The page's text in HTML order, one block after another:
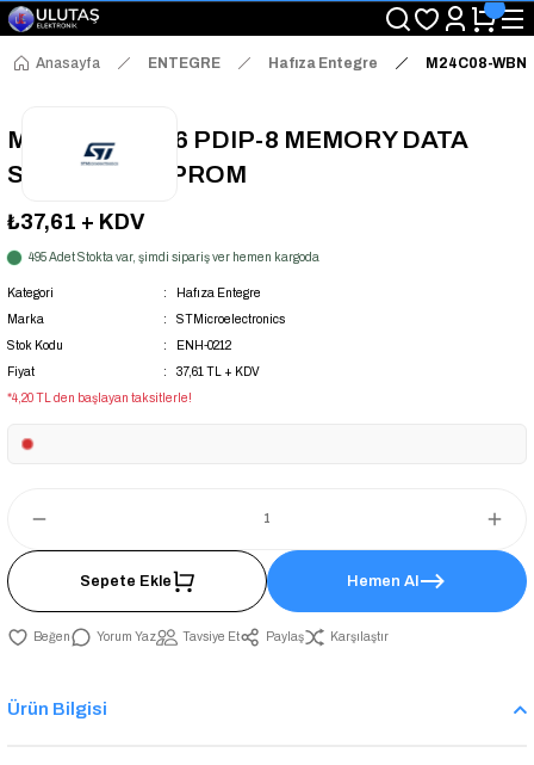
"Saat 14:00'a Kadar Verilen Siparişlerde Aynı Gün Kargo Avantajı!
"Binlerce Ürün Çeşitliliği ile Stoktan Hemen Teslim."
"Toptan Fiyatına Perakende Satış Avantajını Kaçırmayın!"
Anasayfa ENTEGRE Hafıza Entegre M24C08-
M24C08-WBN6 PDIP-8 MEMORY DATA
STORAGE EEPROM
₺37,61 + KDV
495 Adet Stokta var, şimdi sipariş ver hemen kargoda
Kategori
Hafıza Entegre
Marka
STMicroelectronics
Stok Kodu
ENH-0212
Fiyat
37,61 TL + KDV
*4,20 TL den başlayan taksitlerle!
Sepete Ekle Hemen Al
Yorum Yaz Tavsiye Et Paylaş Karşılaştır
Ürün Bilgisi